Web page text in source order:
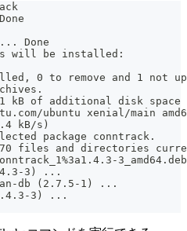
Done
will be installed:
0 to remove and 1 not
kB of additional disk space
ubuntu xenial/main
kB/s)
package conntrack.
files and directories
3) ...
db (2.7.5-1) ...
3) ...